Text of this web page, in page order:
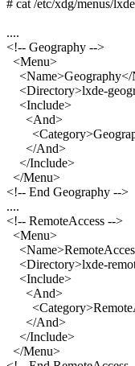
# cat /etc/xdg/menus/
....
<!-- Geography -->
<Menu>
<Name>Geography</
<Directory>lxde-
<Include>
<And>
</And>
</Include>
</Menu>
<!-- End Geography -->
....
<!-- RemoteAccess -->
<Menu>
<Directory>lxde-
<Include>
<And>
</And>
</Include>
</Menu>